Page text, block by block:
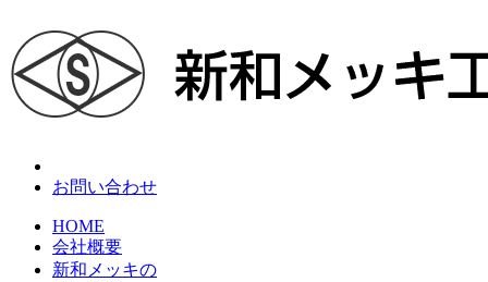
お問い合わせ
HOME
会社概要
新和メッキの